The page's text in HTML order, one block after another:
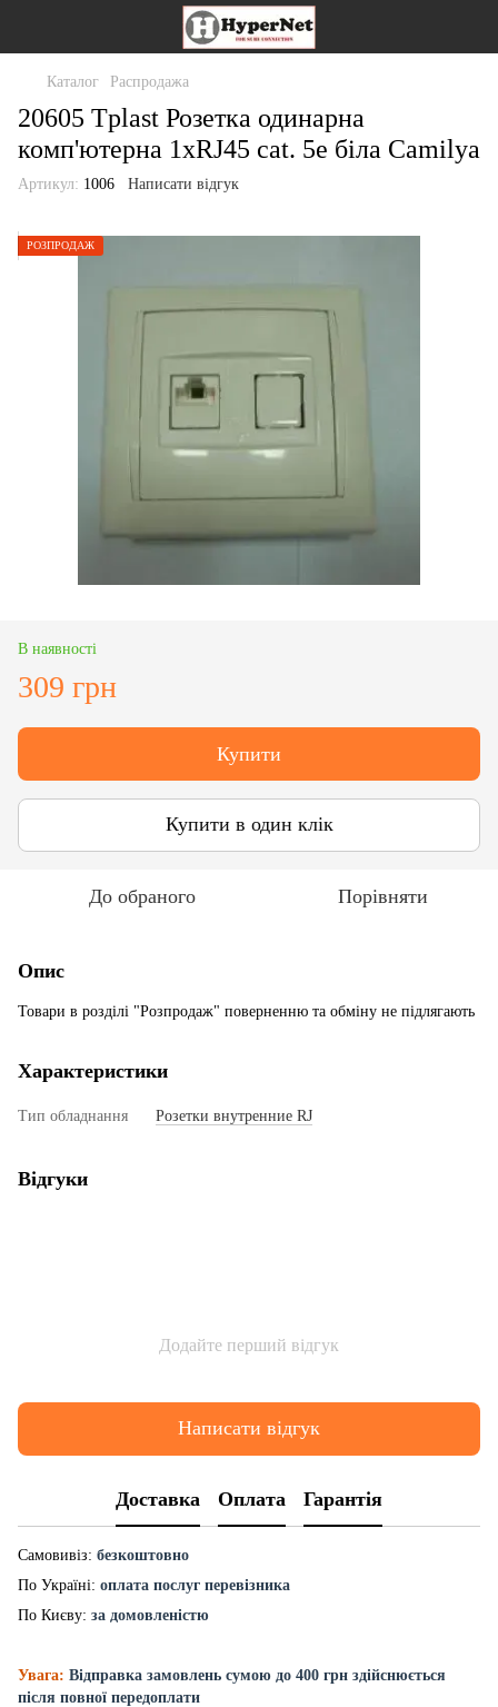
Каталог Распродажа
20605 Tplast Розетка одинарна
комп'ютерна 1хRJ45 cat. 5e біла Camilya
Артикул: 1006 Написати відгук
РОЗПРОДАЖ
В наявності
309 грн
Купити
Купити в один клік
До обраного Порівняти
Опис
Товари в розділі "Розпродаж" поверненню та обміну не підлягають
Характеристики
Тип обладнання Розетки внутренние RJ
Відгуки
Додайте перший відгук
Написати відгук
Доставка Оплата Гарантія
Самовивіз: безкоштовно
По Україні: оплата послуг перевізника
По Києву: за домовленістю
Увага: Відправка замовлень сумою до 400 грн здійснюється
після повної передоплати